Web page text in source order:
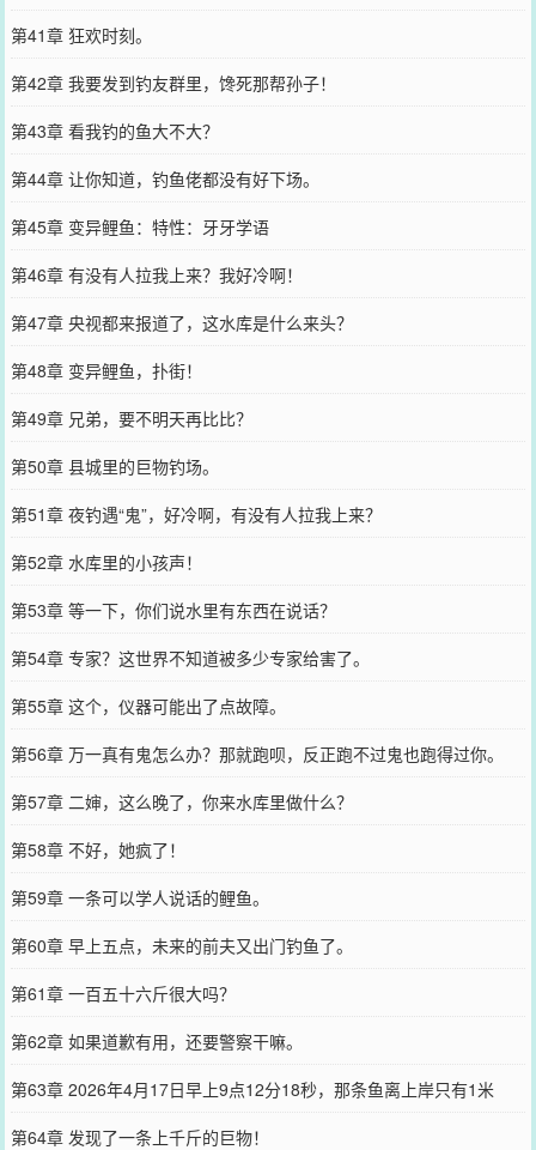
第41章 狂欢时刻。
第42章 我要发到钓友群里，馋死那帮孙子！
第43章 看我钓的鱼大不大？
第44章 让你知道，钓鱼佬都没有好下场。
第45章 变异鲤鱼：特性：牙牙学语
第46章 有没有人拉我上来？我好冷啊！
第47章 央视都来报道了，这水库是什么来头？
第48章 变异鲤鱼，扑街！
第49章 兄弟，要不明天再比比？
第50章 县城里的巨物钓场。
第51章 夜钓遇“鬼”，好冷啊，有没有人拉我上来？
第52章 水库里的小孩声！
第53章 等一下，你们说水里有东西在说话？
第54章 专家？这世界不知道被多少专家给害了。
第55章 这个，仪器可能出了点故障。
第56章 万一真有鬼怎么办？那就跑呗，反正跑不过鬼也跑得过你。
第57章 二婶，这么晚了，你来水库里做什么？
第58章 不好，她疯了！
第59章 一条可以学人说话的鲤鱼。
第60章 早上五点，未来的前夫又出门钓鱼了。
第61章 一百五十六斤很大吗？
第62章 如果道歉有用，还要警察干嘛。
第63章 2026年4月17日早上9点12分18秒，那条鱼离上岸只有1米
远。
第64章 发现了一条上千斤的巨物！